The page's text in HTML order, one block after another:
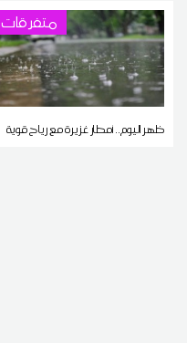
متفرقات
ظهر اليوم.. أمطار غزيرة مع رياح قوية